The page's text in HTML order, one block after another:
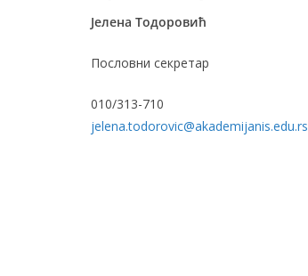
Јелена Тодоровић
Пословни секретар
010/313-710
jelena.todorovic@akademijanis.edu.rs